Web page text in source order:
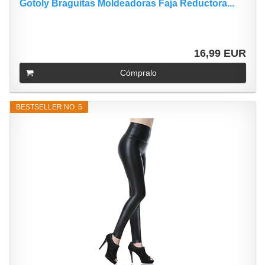
Gotoly Braguitas Moldeadoras Faja Reductora...
16,99 EUR
Cómpralo
BESTSELLER NO. 5